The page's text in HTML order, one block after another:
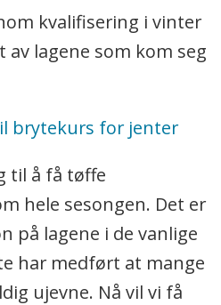
kvalifisering i vinter
av lagene som kom seg
brytekurs for jenter
til å få tøffe
hele sesongen. Det er
på lagene i de vanlige
har medført at mange
ujevne. Nå vil vi få